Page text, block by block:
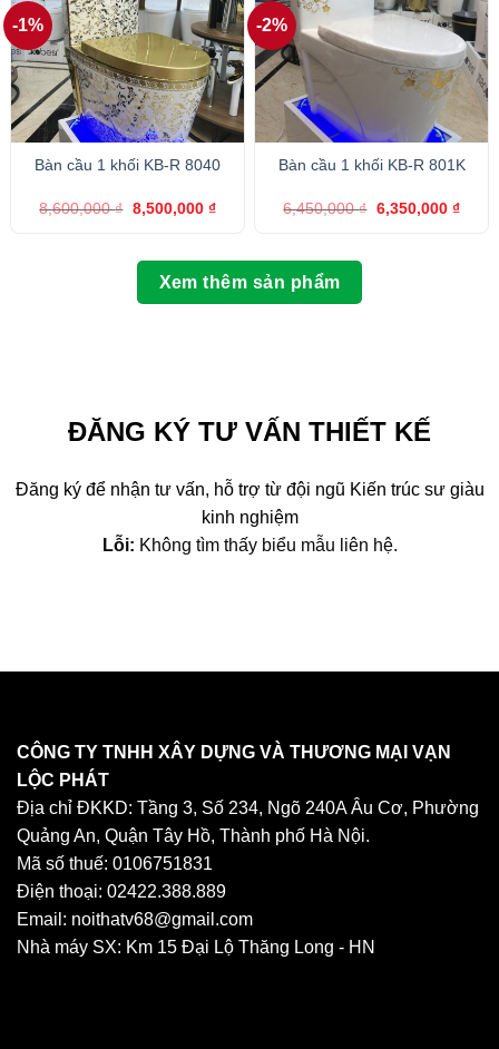
-1%
Bàn cầu 1 khối KB-R 8040
8,600,000₫ Giá
8,500,000 ₫Giá
8,500,000 ₫.
-2%
Bàn cầu 1 khối KB-R 801K
6,450,000₫ Giá
6,350,000 ₫Giá
Xem thêm sản phẩm
ĐĂNG KÝ TƯ VẤN THIẾT KẾ
Đăng ký để nhận tư vấn, hỗ trợ từ đội ngũ Kiến trúc sư giàu
kinh nghiệm
Lỗi: Không tìm thấy biểu mẫu liên hệ.
CÔNG TY TNHH XÂY DỰNG VÀ THƯƠNG MẠI VẠN
LỘC PHÁT
Địa chỉ ĐKKD: Tầng 3, Số 234, Ngõ 240A Âu Cơ, Phường
Quảng An, Quận Tây Hồ, Thành phố Hà Nội.
Mã số thuế: 0106751831
Điện thoại: 02422.388.889
Email: noithatv68@gmail.com
Nhà máy SX: Km 15 Đại Lộ Thăng Long - HN